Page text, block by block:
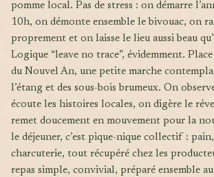
pomme local. Pas de stress : on démarre
10h, on démonte ensemble le bivouac, on
proprement et on laisse le lieu aussi beau
Logique “leave no trace”, évidemment.
du Nouvel An, une petite marche
l’étang et des sous-bois brumeux. On
écoute les histoires locales, on digère le
remet doucement en mouvement pour la
le déjeuner, c’est pique-nique collectif :
charcuterie, tout récupéré chez les
repas simple, convivial, préparé ensemble